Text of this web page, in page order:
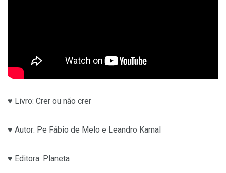
♥ Livro: Crer ou não crer
♥ Autor: Pe Fábio de Melo e Leandro Karnal
♥ Editora: Planeta